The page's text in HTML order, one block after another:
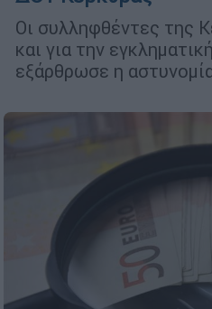
Οι συλληφθέντες της
και για την
εξάρθρωσε η